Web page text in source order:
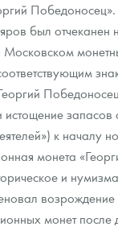
коллекционных монет
и защите
был отчеканен
Московском
запасов
к началу
монета
и
возрождение
монет